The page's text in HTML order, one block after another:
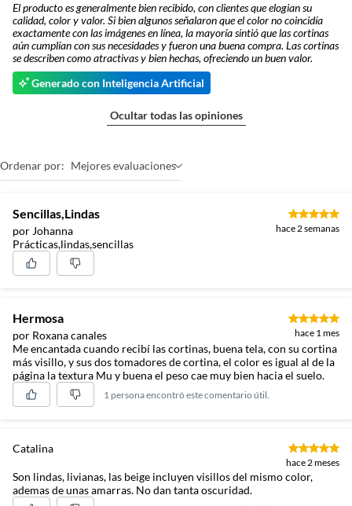
El producto es generalmente bien recibido, con clientes que elogian su
calidad, color y valor. Si bien algunos señalaron que el color no coincidía
exactamente con las imágenes en línea, la mayoría sintió que las cortinas
aún cumplían con sus necesidades y fueron una buena compra. Las cortinas
se describen como atractivas y bien hechas, ofreciendo un buen valor.
Generado con Inteligencia Artificial
Ocultar todas las opiniones
Ordenar por: Mejores evaluaciones
Sencillas,Lindas
por Johanna hace 2 semanas
Prácticas,lindas,sencillas
Hermosa
por Roxana canales hace 1 mes
Me encantada cuando recibí las cortinas, buena tela, con su cortina
más visillo, y sus dos tomadores de cortina, el color es igual al de la
página la textura Mu y buena el peso cae muy bien hacia el suelo.
1 persona encontró este comentario útil.
Catalina
hace 2 meses
Son lindas, livianas, las beige incluyen visillos del mismo color,
ademas de unas amarras. No dan tanta oscuridad.